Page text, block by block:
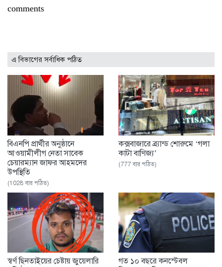
comments
এ বিভাগের সর্বাধিক পঠিত
বিএনপি প্রার্থীর অনুষ্ঠানে
আওয়ামীলীগ নেতা সাবেক
চেয়ারম্যান জাফর আহমদের
উপস্থিতি
(1028 বার পঠিত)
কক্সবাজারে ব্র্যান্ড শোরুমে ‘গলা
কাটা বাণিজ্য’
(777 বার পঠিত)
স্বর্ণ ছিনতাইয়ের চেষ্টায় জুয়েলারি
গত ১০ বছরে কনস্টেবল